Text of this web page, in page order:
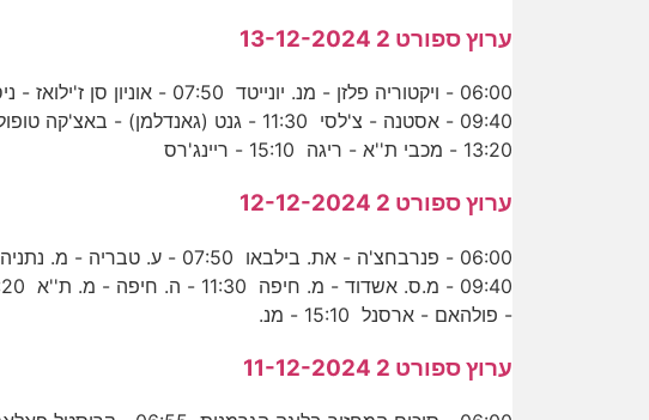
ערוץ ספורט 2 13-12-2024
06:00 - ויקטוריה פלזן - מנ. יונייטד 07:50 - אוניון סן ז'ילואז
09:40 - אסטנה - צ'לסי 11:30 - גנט (גאנדלמן) - באצ'קה
13:20 - מכבי ת''א - ריגה 15:10 - ריינג'רס
ערוץ ספורט 2 12-12-2024
06:00 - פנרבחצ'ה - את. בילבאו 07:50 - ע. טבריה - מ. נתניה
09:40 - מ.ס. אשדוד - מ.
- פולהאם - ארסנל 15:10 - מנ.
ערוץ ספורט 2 11-12-2024